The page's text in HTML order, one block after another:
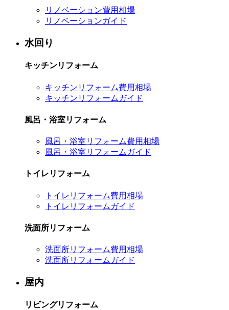
リノベーション費用相場
リノベーションガイド
水回り
キッチンリフォーム
キッチンリフォーム費用相場
キッチンリフォームガイド
風呂・浴室リフォーム
風呂・浴室リフォーム費用相場
風呂・浴室リフォームガイド
トイレリフォーム
トイレリフォーム費用相場
トイレリフォームガイド
洗面所リフォーム
洗面所リフォーム費用相場
洗面所リフォームガイド
屋内
リビングリフォーム